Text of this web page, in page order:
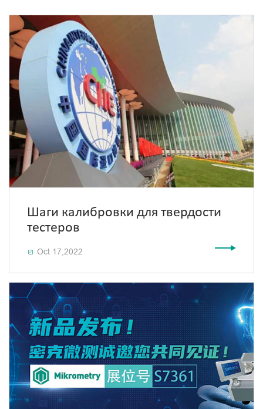
Шаги калибровки для твердости
тестеров
 Oct 17,2022